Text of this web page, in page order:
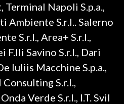
Terminal Napoli S.p.a.,
Ambiente S.r.l.. Salerno
S.r.l., Area+ S.r.l.,
F.lli Savino S.r.l., Dari
Iuliis Macchine S.p.a.,
Consulting S.r.l.,
Verde S.r.l., I.T. Svil